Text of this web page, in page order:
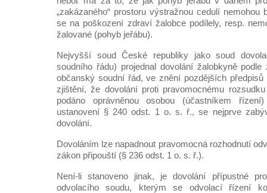
„zakázaného“ prostoru výstražnou cedulí nemohou
se na poškození zdraví žalobce podílely, resp.
žalované (pohyb jeřábu).
Nejvyšší soud České republiky jako soud
soudního řádu) projednal dovolání žalobkyně
občanský soudní řád, ve znění pozdějších předpisů
zjištění, že dovolání proti pravomocnému
podáno oprávněnou osobou (účastníkem
ustanovení § 240 odst. 1 o. s. ř., se nejprve
dovolání.
Dovoláním lze napadnout pravomocná rozhodnutí
zákon připouští (§ 236 odst. 1 o. s. ř.).
Není-li stanoveno jinak, je dovolání přípustné
odvolacího soudu, kterým se odvolací řízení